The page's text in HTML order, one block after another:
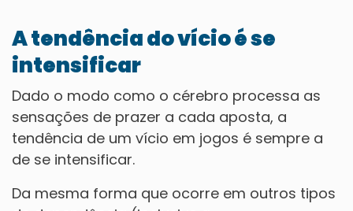
A tendência do vício é se
intensificar
Dado o modo como o cérebro processa as
sensações de prazer a cada aposta, a
tendência de um vício em jogos é sempre a
de se intensificar.
Da mesma forma que ocorre em outros tipos